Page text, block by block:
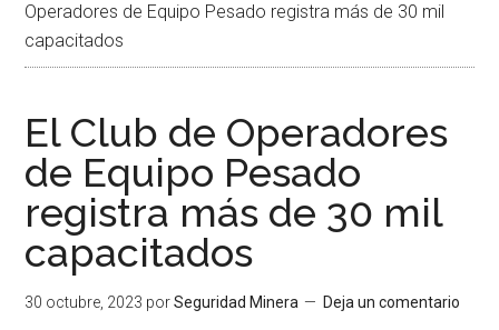
Operadores de Equipo Pesado registra más de 30 mil
capacitados
El Club de Operadores
de Equipo Pesado
registra más de 30 mil
capacitados
30 octubre, 2023 porSeguridad Minera Deja un comentario